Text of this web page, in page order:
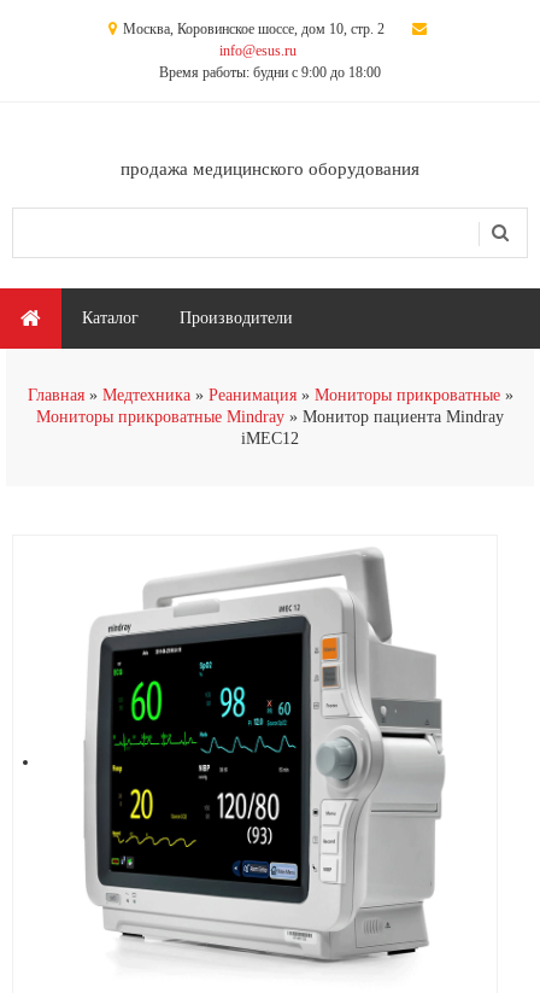
Москва, Коровинское шоссе, дом 10, стр. 2
info@esus.ru
Время работы: будни с 9:00 до 18:00
продажа медицинского оборудования
Главное меню
Каталог Производители
Главная Медтехника Реанимация
Мониторы прикроватные
Мониторы прикроватные Mindray
Монитор пациента Mindray
iMEC12